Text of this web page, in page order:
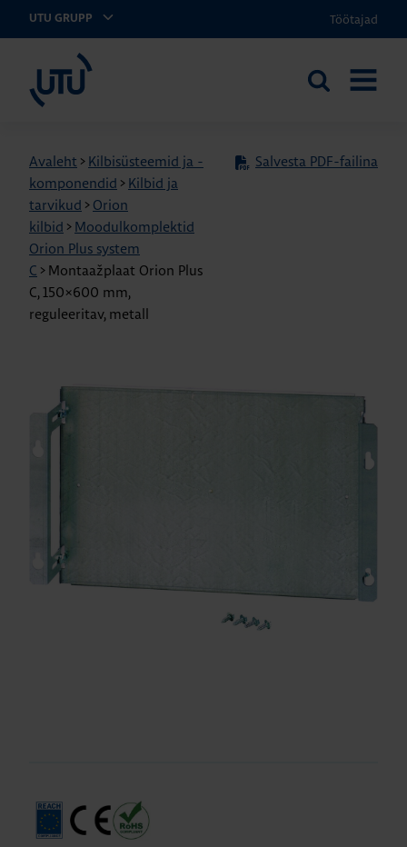
UTU GRUPP Töötajad
Otsi
Avaleht > Kilbisüsteemid ja -
komponendid > Kilbid ja
tarvikud > Orion
kilbid > Moodulkomplektid
Orion Plus system
C > Montaažplaat Orion Plus
C, 150×600 mm,
reguleeritav, metall
Salvesta PDF-failina